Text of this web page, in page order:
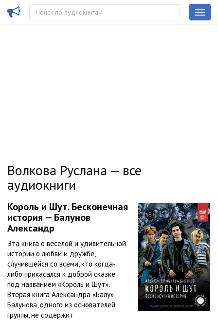
Волкова Руслана — все
аудиокниги
Король и Шут. Бесконечная
история — Балунов
Александр
Эта книга о веселой и удивительной
истории о любви и дружбе,
случившейся со всеми, кто когда-
либо прикасался к доброй сказке
под названием «Король и Шут».
Вторая книга Александра «Балу»
Балунова, одного из основателей
группы, не содержит